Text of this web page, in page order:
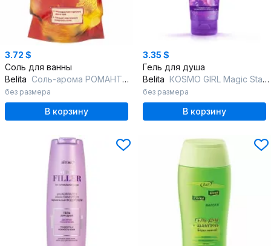
3.72 $
Соль для ванны
Belita Соль-арома РОМАНТИЧЕСКАЯ
без размера
В корзину
3.35 $
Гель для душа
Belita КOSMO GIRL Magic Star Детский ГЕЛЬ д/душа с мерцающ.блестками
без размера
В корзину